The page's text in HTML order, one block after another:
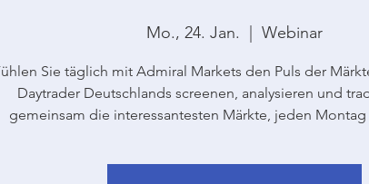
Mo., 24. Jan. Webinar
Sie täglich mit Admiral Markets den Puls der
Daytrader Deutschlands screenen, analysieren und
gemeinsam die interessantesten Märkte, jeden